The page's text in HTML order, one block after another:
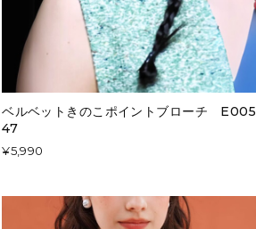
ベルベットきのこポイントブローチ E005
47
¥5,990